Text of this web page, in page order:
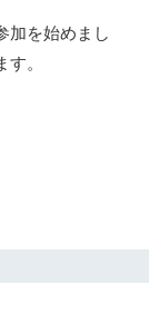
加を始めまし
。